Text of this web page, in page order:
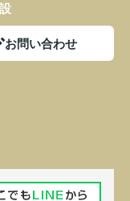
お問い合わせ